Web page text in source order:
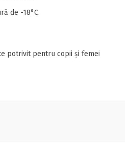
de -18°C.
potrivit pentru copii și femei